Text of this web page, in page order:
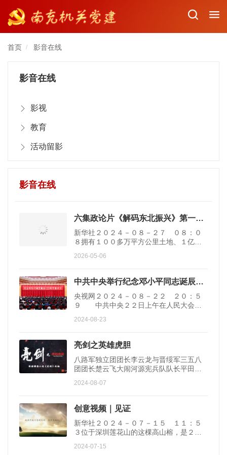
首页 / 影音在线
影音在线
影视
教育
活动留影
影音在线
六集政论片《解码东北振兴》第一集：“落子”一盘大棋
新华社２０２４－０８－２７ ０８：０
８拥有１００多万平方公里土地、１亿多
安全的战略性...
2026-05-06
中共中央举行纪念邓小平同志诞辰120周年座谈会 习近平发表重要讲话
央视网２０２４－０８－２２ ２０：５
９ 中共中央２２日上午在人民大会堂
周年。中共中...
2024-08-23
亮剑之英雄虎胆
八路军独立团团长李云龙与晋绥军三五八
团团长楚云飞大闹河源宪兵队队长平田一
军头目皆数到...
2024-08-07
创意视频｜见证
新华社２０２４－０７－１５ １１：５
３位于深圳莲花山的这棵高山榕，是２０
０１２到２０...
2024-07-15